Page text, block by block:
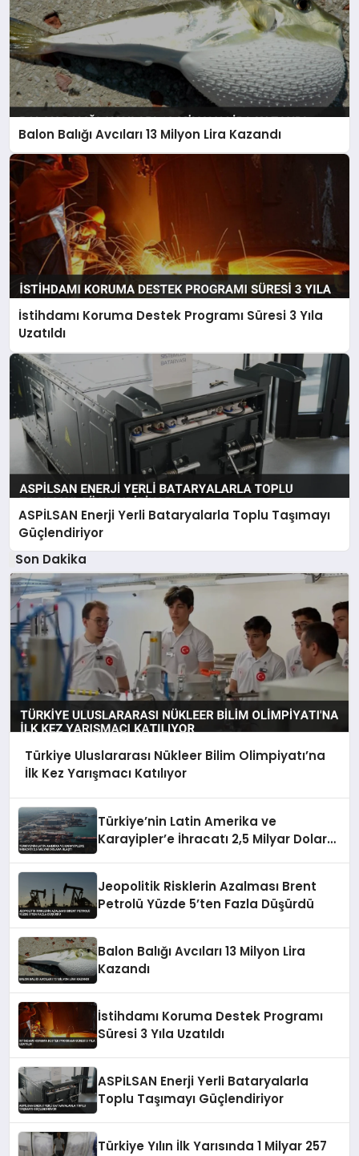
Balon Balığı Avcıları 13 Milyon Lira Kazandı
İstihdamı Koruma Destek Programı Süresi 3 Yıla
Uzatıldı
ASPİLSAN Enerji Yerli Bataryalarla Toplu Taşımayı
Güçlendiriyor
Son Dakika
Türkiye Uluslararası Nükleer Bilim Olimpiyatı’na
İlk Kez Yarışmacı Katılıyor
Türkiye’nin Latin Amerika ve
Karayipler’e İhracatı 2,5 Milyar Dolara
Jeopolitik Risklerin Azalması Brent
Petrolü Yüzde 5’ten Fazla Düşürdü
Balon Balığı Avcıları 13 Milyon Lira
Kazandı
İstihdamı Koruma Destek Programı
Süresi 3 Yıla Uzatıldı
ASPİLSAN Enerji Yerli Bataryalarla
Toplu Taşımayı Güçlendiriyor
Türkiye Yılın İlk Yarısında 1 Milyar 257